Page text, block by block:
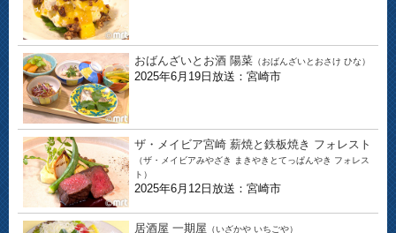
おばんざいとお酒 陽菜 （おばんざいとおさけ ひな）
2025年6月19日放送：宮崎市
ザ・メイビア宮崎 薪焼と鉄板焼き フォレスト
（ザ・メイビアみやざき まきやきとてっぱんやき フォレス
ト）
2025年6月12日放送：宮崎市
居酒屋 一期屋 （いざかや いちごや）